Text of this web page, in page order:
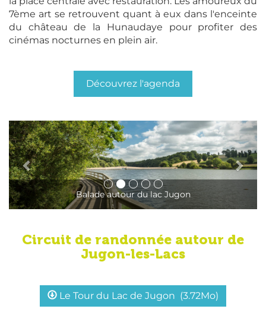
7ème art se retrouvent quant à eux dans l'enceinte
du château de la Hunaudaye pour profiter des
cinémas nocturnes en plein air.
Découvrez l'agenda
Balade autour du lac Jugon
Circuit de randonnée autour de
Jugon-les-Lacs
Le Tour du Lac de Jugon (3.72Mo)